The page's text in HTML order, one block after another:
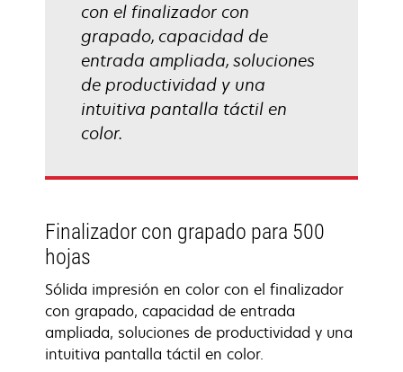
con el finalizador con
grapado, capacidad de
entrada ampliada, soluciones
de productividad y una
intuitiva pantalla táctil en
color.
Finalizador con grapado para 500
hojas
Sólida impresión en color con el finalizador
con grapado, capacidad de entrada
ampliada, soluciones de productividad y una
intuitiva pantalla táctil en color.